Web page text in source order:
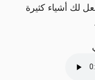
لك أشياء كثيرة